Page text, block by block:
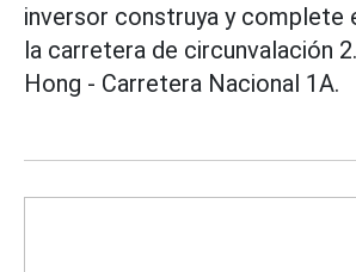
inversor construya y complete
la carretera de circunvalación
Hong - Carretera Nacional 1A.